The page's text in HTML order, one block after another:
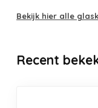
Bekijk hier alle
Recent